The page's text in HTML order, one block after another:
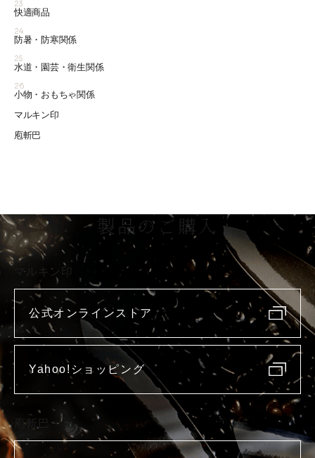
23
快適商品
24
防暑・防寒関係
25
水道・園芸・衛生関係
26
小物・おもちゃ関係
マルキン印
庖斬巴
製品のご購入
マルキン印
公式オンラインストア
Yahoo!ショッピング
庖斬巴